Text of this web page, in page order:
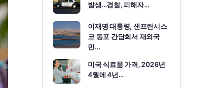
발생…경찰, 피해자…
이재명 대통령, 샌프란시스
코 동포 간담회서 재외국
민…
미국 식료품 가격, 2026년
4월에 4년…